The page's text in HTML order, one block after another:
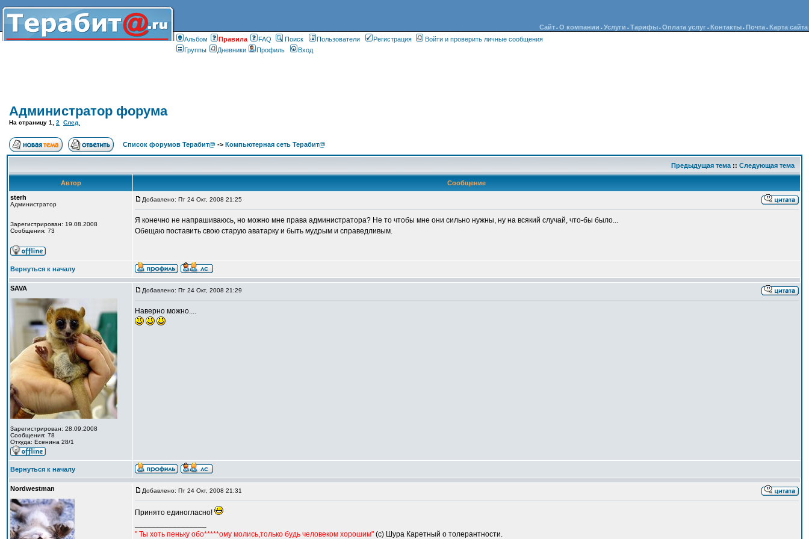
Сайт • О компании • Услуги • Тарифы • Оплата услуг • Контакты • Почта • Карта сайта
Альбом
Правилa FAQ Поиск Пользователи Регистрация
Войти и проверить личные сообщения
Группы
Дневники Профиль Вход
Администратор форума
На страницу 1 2 След.
Список форумов Терабит@ -> Компьютерная сеть Терабит@
Предыдущая тема :: Следующая тема
Автор
Сообщение
sterh
Администратор
Зарегистрирован: 19.08.2008
Сообщения: 73
Добавлено: Пт 24 Окт, 2008 21:25
Я конечно не напрашиваюсь, но можно мне права администратора? Не то чтобы мне они сильно нужны, ну на всякий случай, что-бы было...
Обещаю поставить свою старую аватарку и быть мудрым и справедливым.
Вернуться к началу
SAVA
Зарегистрирован: 28.09.2008
Сообщения: 78
Откуда: Есенина 28/1
Добавлено: Пт 24 Окт, 2008 21:29
Наверно можно....
Вернуться к началу
Nordwestman Добавлено: Пт 24 Окт, 2008 21:31
Принято единогласно!
" Ты хоть пеньку обо*****ому молись,только будь человеком хорошим" (с) Шура Каретный о толерантности.